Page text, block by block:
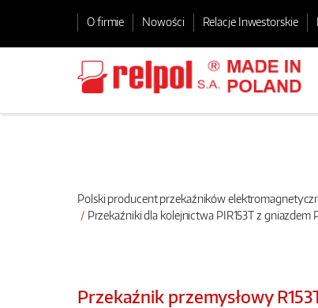
O firmie Nowości Relacje Inwestorskie
Polski producent przekaźników
Przekaźniki dla kolejnictwa PIR153T z gniazdem
Przekaźnik przemysłowy